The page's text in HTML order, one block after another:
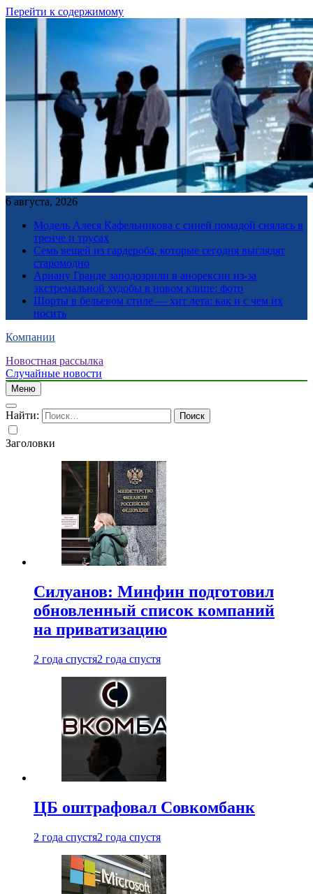
Перейти к содержимому
6 августа, 2026
Модель Алеся Кафельникова с синей помадой снялась в
тренче и трусах
Семь вещей из гардероба, которые сегодня выглядят
старомодно
Ариану Гранде заподозрили в анорексии из-за
экстремальной худобы в новом клипе: фото
Шорты в бельевом стиле — хит лета: как и с чем их
носить
Компании
Новостная рассылка
Случайные новости
Меню
Найти:
Заголовки
Силуанов: Минфин подготовил
обновленный список компаний
на приватизацию
2 года спустя2 года спустя
ЦБ оштрафовал Совкомбанк
2 года спустя2 года спустя